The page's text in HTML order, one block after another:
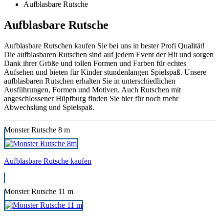
Aufblasbare Rutsche
Aufblasbare Rutsche
Aufblasbare Rutschen kaufen Sie bei uns in bester Profi Qualität!
Die aufblasbaren Rutschen sind auf jedem Event der Hit und sorgen
Dank ihrer Größe und tollen Formen und Farben für echtes
Aufsehen und bieten für Kinder stundenlangen Spielspaß. Unsere
aufblasbaren Rutschen erhalten Sie in unterschiedlichen
Ausführungen, Formen und Motiven. Auch Rutschen mit
angeschlossener Hüpfburg finden Sie hier für noch mehr
Abwechslung und Spielspaß.
Monster Rutsche 8 m
Aufblasbare Rutsche kaufen
Monster Rutsche 11 m